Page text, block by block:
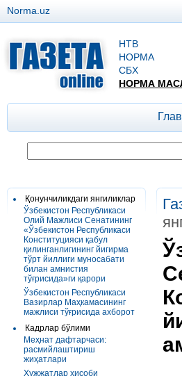
Norma.uz
НТВ
НОРМА
СБХ
НОРМА
Қонунчиликдаги янгиликлар
Ўзбекистон Республикаси
Олий Мажлиси Сенатининг
«Ўзбекистон Республикаси
Конституцияси қабул
қилинганлигининг йигирма
тўрт йиллиги муносабати
билан амнистия
тўғрисида»ги қарори
Ўзбекистон Республикаси
Вазирлар Маҳкамасининг
мажлиси тўғрисида ахборот
Кадрлар бўлими
Меҳнат дафтарчаси:
расмийлаштириш
жиҳатлари
Ҳужжатлар ҳисоби